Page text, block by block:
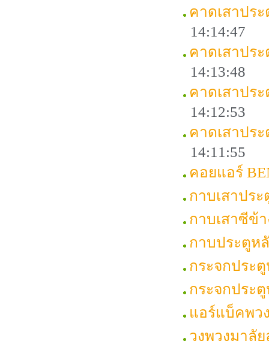
คาดเสาปร
14:14:47
คาดเสาปร
14:13:48
คาดเสาปร
14:12:53
คาดเสาปร
14:11:55
คอยแอร์
กาบเสาปร
กาบเสาซีข้
กาบประตูห
กระจกประ
กระจกประ
แอร์แบ็คพว
วงพวงมาลัย